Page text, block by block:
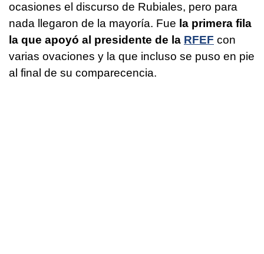
ocasiones el discurso de Rubiales, pero para
nada llegaron de la mayoría. Fue la primera fila
la que apoyó al presidente de la RFEF con
varias ovaciones y la que incluso se puso en pie
al final de su comparecencia.